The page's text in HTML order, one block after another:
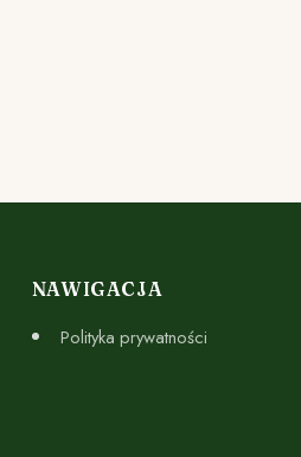
NAWIGACJA
Polityka prywatności